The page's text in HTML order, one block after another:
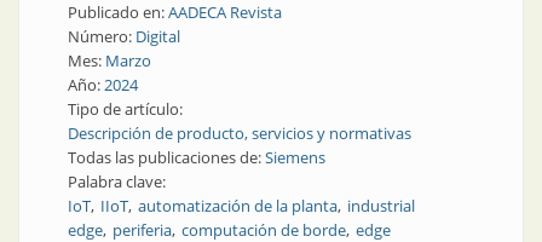
Publicado en:AADECA Revista
Número: Digital
Mes: Marzo
Año:2024
Tipo de artículo:
Descripción de producto, servicios y normativas
Todas las publicaciones de:Siemens
Palabra clave:
IoT IIoT automatización de la planta industrial
edge periferia computación de borde edge